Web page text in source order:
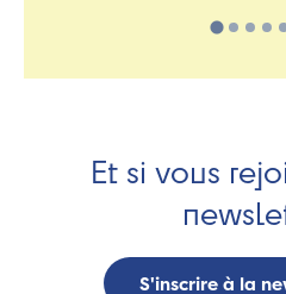
Et si vous
S'inscrire à la